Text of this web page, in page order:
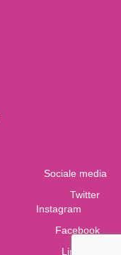
Sociale media
Twitter
Instagram
Facebook
LinkedIn